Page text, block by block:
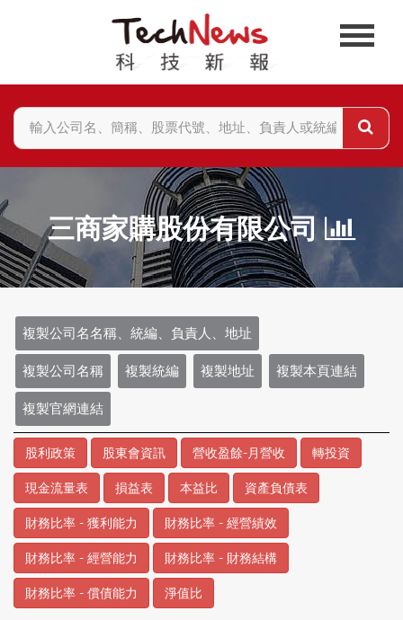
三商家購股份有限公司
複製公司名名稱、統編、負責人、地址
複製公司名稱 複製統編 複製地址 複製本頁連結
複製官網連結
股利政策 股東會資訊 營收盈餘-月營收 轉投資
現金流量表 損益表 本益比 資產負債表
財務比率 - 獲利能力 財務比率 - 經營績效
財務比率 - 經營能力 財務比率 - 財務結構
財務比率 - 償債能力 淨值比